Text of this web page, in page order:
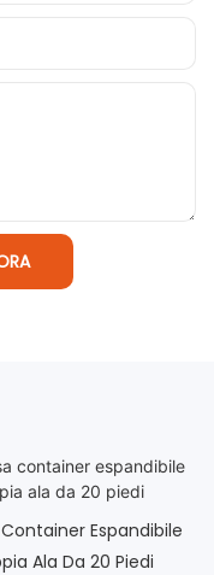
Espandibile
Ala Da 20 Piedi